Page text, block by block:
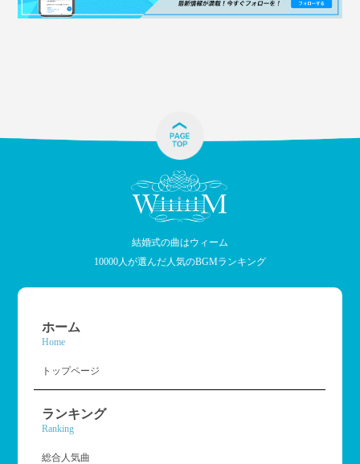
結婚式の曲はウィーム
10000人が選んだ人気のBGMランキング
ホーム
Home
トップページ
ランキング
Ranking
総合人気曲